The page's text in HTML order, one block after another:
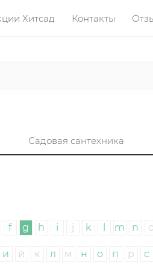
Хитсад Контакты
Садовая сантехника
f g h i j k m n o
и й к л м н о п р с